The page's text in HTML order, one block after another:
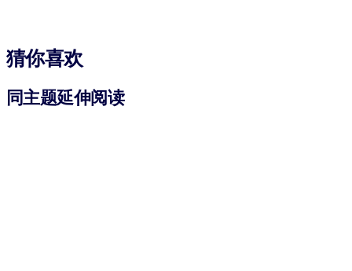
猜你喜欢
同主题延伸阅读